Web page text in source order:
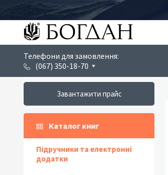
Телефони для замовлення:
(067) 350-18-70
Завантажити прайс
Каталог книг
Підручники та електронні
додатки